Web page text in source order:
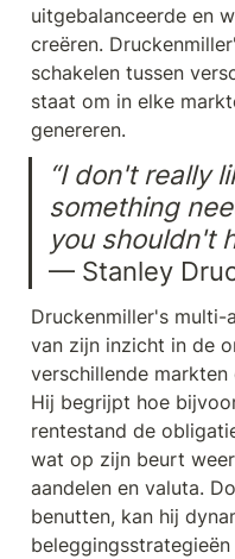
uitgebalanceerde en
creëren.
schakelen tussen
staat om in elke
genereren.
“I don't really
something
— Stanley
Druckenmiller's
van zijn inzicht in de
verschillende
Hij begrijpt hoe
rentestand de
wat op zijn beurt
aandelen en valuta.
benutten, kan hij